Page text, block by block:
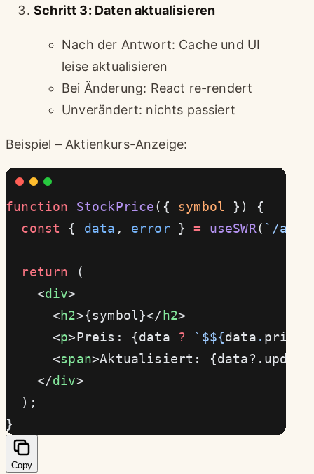
Schritt 3: Daten aktualisieren
Nach der Antwort: Cache und UI
leise aktualisieren
Bei Änderung: React re-rendert
Unverändert: nichts passiert
Beispiel – Aktienkurs-Anzeige:
function StockPrice({ symbol }) {
  const
{ data , error } = useSWR( `/api/
  return
(
    <
div>
      <
h2>{symbol}</ h2>
      <
p>Preis: {data ? `$${data . price
      <
span>Aktualisiert:
    </
div>
  );
}
Copy